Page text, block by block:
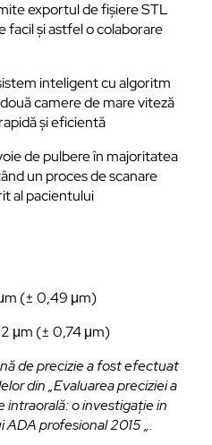
exportul de fișiere STL
și astfel o colaborare
inteligent cu algoritm
camere de mare viteză
și eficientă
de pulbere în majoritatea
un proces de scanare
al pacientului
(± 0,49 μm)
μm (± 0,74 μm)
de precizie a fost efectuat
din „Evaluarea preciziei a
intraorală: o investigație in
profesional 2015 „.